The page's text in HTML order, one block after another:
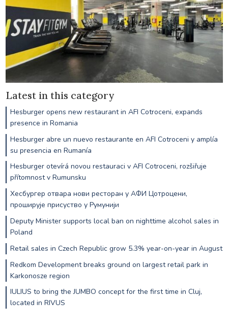
Latest in this category
Hesburger opens new restaurant in AFI Cotroceni, expands
presence in Romania
Hesburger abre un nuevo restaurante en AFI Cotroceni y amplía
su presencia en Rumanía
Hesburger otevírá novou restauraci v AFI Cotroceni, rozšiřuje
přítomnost v Rumunsku
Хесбургер отвара нови ресторан у АФИ Цотроцени,
проширује присуство у Румунији
Deputy Minister supports local ban on nighttime alcohol sales in
Poland
Retail sales in Czech Republic grow 5.3% year-on-year in August
Redkom Development breaks ground on largest retail park in
Karkonosze region
IULIUS to bring the JUMBO concept for the first time in Cluj,
located in RIVUS